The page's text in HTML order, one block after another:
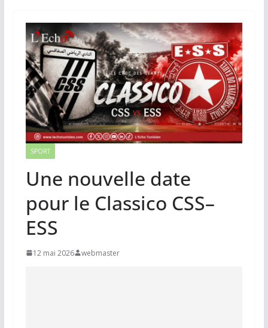
SPORT
Une nouvelle date
pour le Classico CSS–
ESS
12 mai 2026 webmaster